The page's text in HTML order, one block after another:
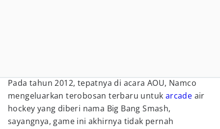
Pada tahun 2012, tepatnya di acara AOU, Namco
mengeluarkan terobosan terbaru untuk arcade air
hockey yang diberi nama Big Bang Smash,
sayangnya, game ini akhirnya tidak pernah